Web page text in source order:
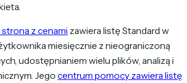
z cenami zawiera listę Standard w
miesięcznie z nieograniczoną
udostępnianiem wielu plików, analizą i
Jego centrum pomocy zawiera listę